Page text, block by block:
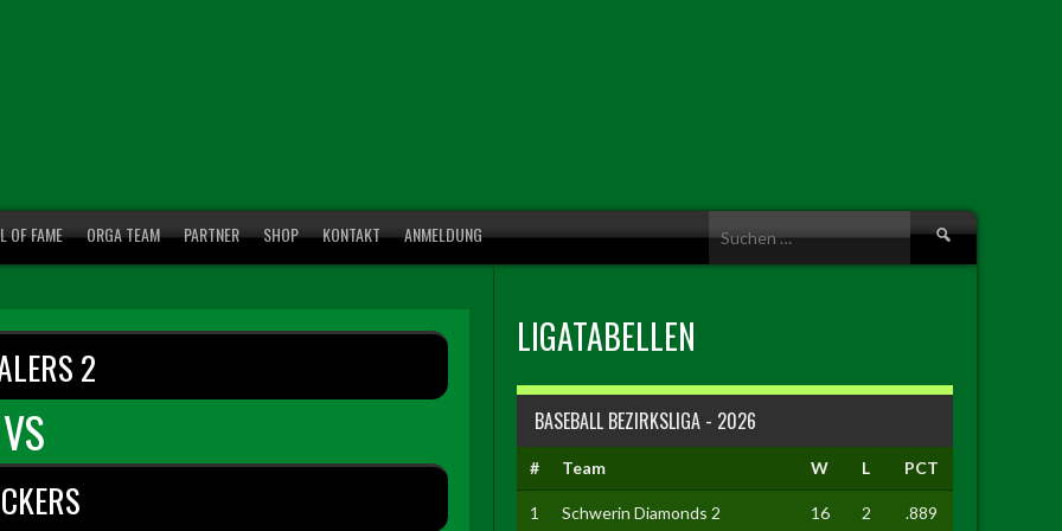
OF FAME ORGA TEAM PARTNER SHOP KONTAKT ANMELDUNG
Suche
2
VS
LIGATABELLEN
BASEBALL BEZIRKSLIGA - 2026
# Team W L PCT
1 Schwerin Diamonds 2 16 2 .889